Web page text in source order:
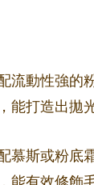
流動性強的
能打造出拋
慕斯或粉底